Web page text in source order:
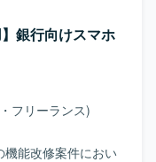
面作成、リアルタ
アプリ構築等となり
選定・設計・実装お
す。
銀行向けスマホ
フリーランス)
機能改修案件におい